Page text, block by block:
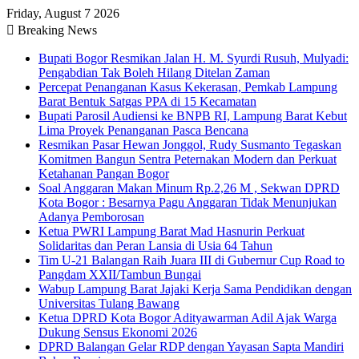
Friday, August 7 2026
Breaking News
Bupati Bogor Resmikan Jalan H. M. Syurdi Rusuh, Mulyadi:
Pengabdian Tak Boleh Hilang Ditelan Zaman
Percepat Penanganan Kasus Kekerasan, Pemkab Lampung
Barat Bentuk Satgas PPA di 15 Kecamatan
Bupati Parosil Audiensi ke BNPB RI, Lampung Barat Kebut
Lima Proyek Penanganan Pasca Bencana
Resmikan Pasar Hewan Jonggol, Rudy Susmanto Tegaskan
Komitmen Bangun Sentra Peternakan Modern dan Perkuat
Ketahanan Pangan Bogor
Soal Anggaran Makan Minum Rp.2,26 M , Sekwan DPRD
Kota Bogor : Besarnya Pagu Anggaran Tidak Menunjukan
Adanya Pemborosan
Ketua PWRI Lampung Barat Mad Hasnurin Perkuat
Solidaritas dan Peran Lansia di Usia 64 Tahun
Tim U-21 Balangan Raih Juara III di Gubernur Cup Road to
Pangdam XXII/Tambun Bungai
Wabup Lampung Barat Jajaki Kerja Sama Pendidikan dengan
Universitas Tulang Bawang
Ketua DPRD Kota Bogor Adityawarman Adil Ajak Warga
Dukung Sensus Ekonomi 2026
DPRD Balangan Gelar RDP dengan Yayasan Sapta Mandiri